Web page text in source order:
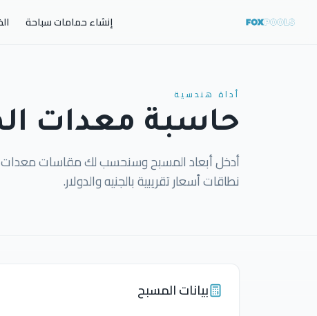
إنشاء حمامات سباحة
أداة هندسية
حاسبة معدات
أدخل أبعاد المسبح وسنحسب لك مقاسات معدات
نطاقات أسعار تقريبية بالجنيه والدولار.
بيانات المسبح